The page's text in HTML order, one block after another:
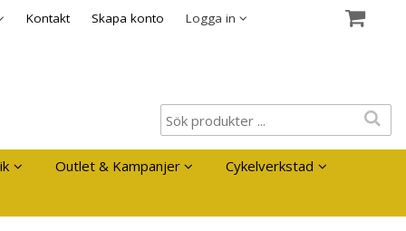
Kontakt Skapa konto Logga in
Outlet & Kampanjer Cykelverkstad